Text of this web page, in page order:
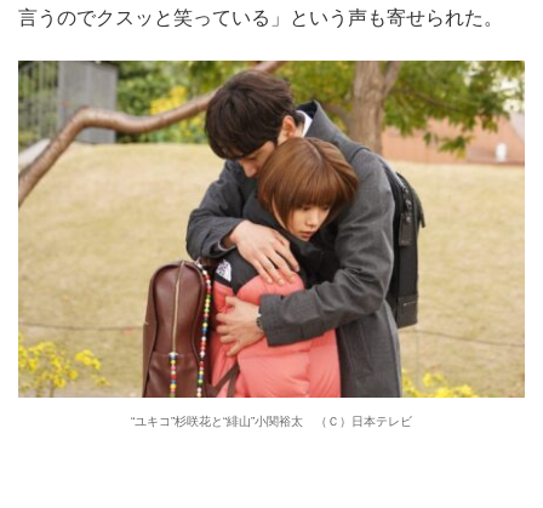
言うのでクスッと笑っている」という声も寄せられた。
“ユキコ”杉咲花と“緋山”小関裕太 （Ｃ）日本テレビ